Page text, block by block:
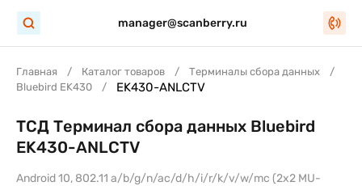
manager@scanberry.ru
Главная Каталог товаров
Терминалы сбора данных
Bluebird EK430
EK430-ANLCTV
ТСД Терминал сбора данных Bluebird
EK430-ANLCTV
Android 10, 802.11 a/b/g/n/ac/d/h/i/r/k/v/w/mc (2x2 MU-